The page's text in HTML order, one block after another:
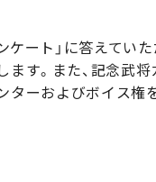
ケート」に答えてい
す。また、記念武将
ターおよびボイス権